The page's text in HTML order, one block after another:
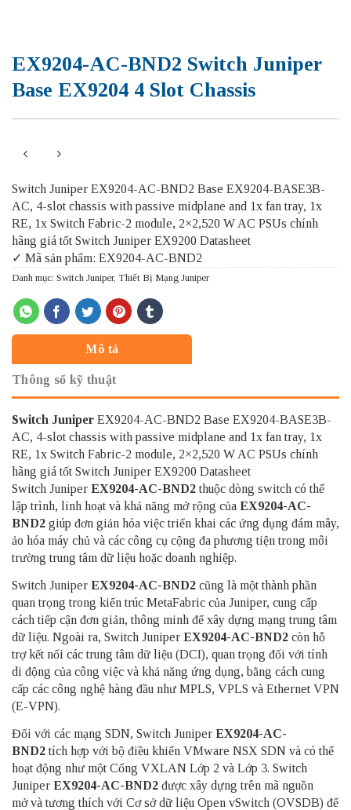
EX9204-AC-BND2 Switch Juniper
Base EX9204 4 Slot Chassis
Switch Juniper EX9204-AC-BND2 Base EX9204-BASE3B-
AC, 4-slot chassis with passive midplane and 1x fan tray, 1x
RE, 1x Switch Fabric-2 module, 2×2,520 W AC PSUs chính
hãng giá tốt Switch Juniper EX9200 Datasheet
✓ Mã sản phẩm: EX9204-AC-BND2
Danh mục: Switch Juniper, Thiết Bị Mạng Juniper
Mô tả
Thông số kỹ thuật
Switch Juniper EX9204-AC-BND2 Base EX9204-BASE3B-
AC, 4-slot chassis with passive midplane and 1x fan tray, 1x
RE, 1x Switch Fabric-2 module, 2×2,520 W AC PSUs chính
hãng giá tốt Switch Juniper EX9200 Datasheet
Switch Juniper EX9204-AC-BND2thuộc dòng switch có thể
lập trình, linh hoạt và khả năng mở rộng của EX9204-AC-
BND2 giúp đơn giản hóa việc triển khai các ứng dụng đám mây,
ảo hóa máy chủ và các công cụ cộng đa phương tiện trong môi
trường trung tâm dữ liệu hoặc doanh nghiệp.
Switch Juniper EX9204-AC-BND2 cũng là một thành phần
quan trọng trong kiến ​​trúc MetaFabric của Juniper, cung cấp
cách tiếp cận đơn giản, thông minh để xây dựng mạng trung tâm
dữ liệu. Ngoài ra, Switch Juniper EX9204-AC-BND2 còn hỗ
trợ kết nối các trung tâm dữ liệu (DCI), quan trọng đối với tính
di động của công việc và khả năng ứng dụng, bằng cách cung
cấp các công nghệ hàng đầu như MPLS, VPLS và Ethernet VPN
(E-VPN).
Đối với các mạng SDN, Switch Juniper EX9204-AC-
BND2tích hợp với bộ điều khiển VMware NSX SDN và có thể
hoạt động như một Cổng VXLAN Lớp 2 và Lớp 3. Switch
Juniper EX9204-AC-BND2 được xây dựng trên mã nguồn
mở và tương thích với Cơ sở dữ liệu Open vSwitch (OVSDB) để